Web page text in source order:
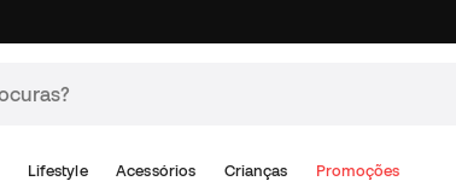
Lifestyle Acessórios Crianças Promoções